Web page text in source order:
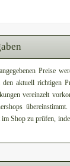
Preise
aktuell richtigen
vereinzelt
Shop zu prüfen,